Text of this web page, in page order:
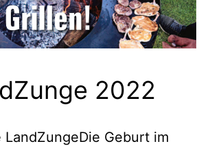
2022
LandZungeDie Geburt im